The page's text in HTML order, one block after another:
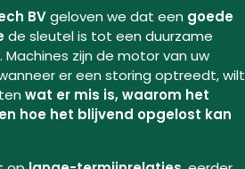
BVgeloven we dat een goede
de sleutel is tot een duurzame
Machines zijn de motor van uw
er een storing optreedt, wilt
wat er mis is, waarom het
hoe het blijvend opgelost kan